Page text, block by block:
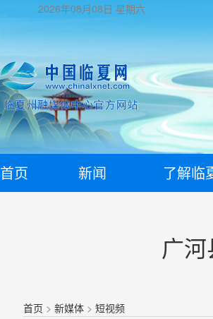
2026年08月08日 星期六
首页 新闻 了解临
广
首页 >新媒体 >短视频